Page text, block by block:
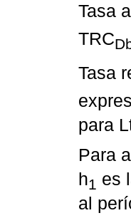
Tasa
TRC
Tasa
para
Para
h1 es
al